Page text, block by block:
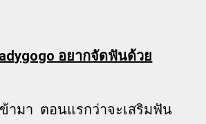
อยากจัดฟันด้วย
ามา ตอนแรกว่าจะเสริมฟัน